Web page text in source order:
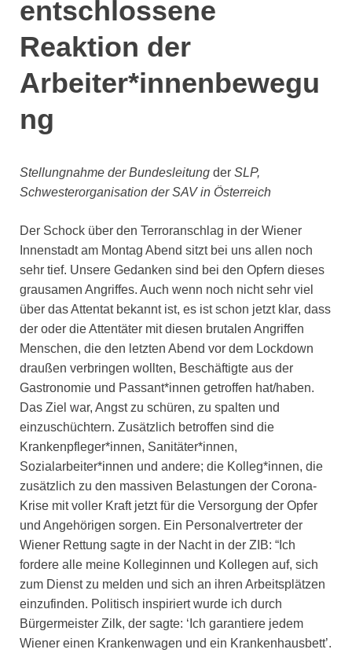
entschlossene
Reaktion der
Arbeiter*innenbewegu
ng
Stellungnahme derBundesleitung der SLP,
Schwesterorganisation der SAV in Österreich
Der Schock über den Terroranschlag in der Wiener
Innenstadt am Montag Abend sitzt bei uns allen noch
sehr tief. Unsere Gedanken sind bei den Opfern dieses
grausamen Angriffes. Auch wenn noch nicht sehr viel
über das Attentat bekannt ist, es ist schon jetzt klar, dass
der oder die Attentäter mit diesen brutalen Angriffen
Menschen, die den letzten Abend vor dem Lockdown
draußen verbringen wollten, Beschäftigte aus der
Gastronomie und Passant*innen getroffen hat/haben.
Das Ziel war, Angst zu schüren, zu spalten und
einzuschüchtern. Zusätzlich betroffen sind die
Krankenpfleger*innen, Sanitäter*innen,
Sozialarbeiter*innen und andere; die Kolleg*innen, die
zusätzlich zu den massiven Belastungen der Corona-
Krise mit voller Kraft jetzt für die Versorgung der Opfer
und Angehörigen sorgen. Ein Personalvertreter der
Wiener Rettung sagte in der Nacht in der ZIB: “Ich
fordere alle meine Kolleginnen und Kollegen auf, sich
zum Dienst zu melden und sich an ihren Arbeitsplätzen
einzufinden. Politisch inspiriert wurde ich durch
Bürgermeister Zilk, der sagte: ‘Ich garantiere jedem
Wiener einen Krankenwagen und ein Krankenhausbett’.